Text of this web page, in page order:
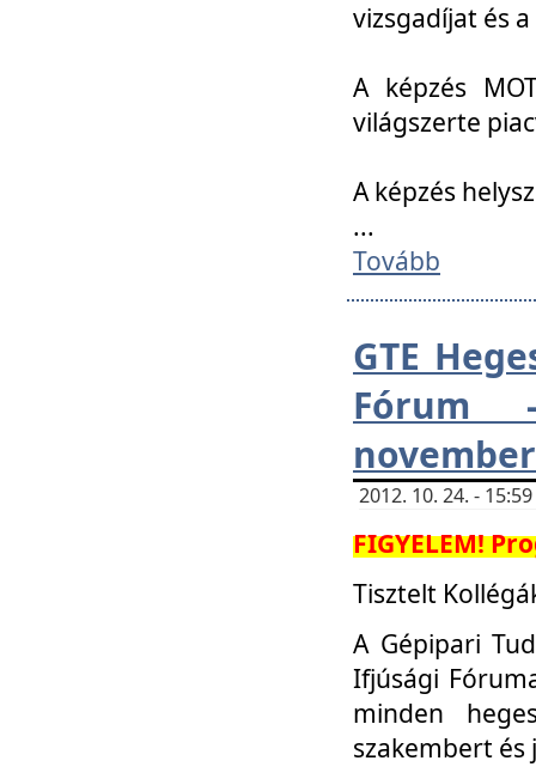
vizsgadíjat és
A képzés
világszerte
A képzés
...
Tovább
GTE
Fórum
2012. 10. 24. -
FIGYELEM!
Tisztelt
A Gépipari
Ifjúsági
minden
szakembert